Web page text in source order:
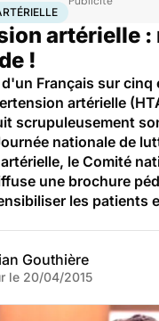
Hypertension artérielle
artérielle :
!
Français sur
artérielle
scrupuleusement
nationale de
le Comité
une brochure
les patients
Gouthière
le 20/04/2015